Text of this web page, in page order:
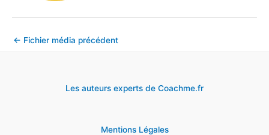
← Fichier média précédent
Les auteurs experts de Coachme.fr
Mentions Légales